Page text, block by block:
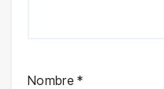
Nombre*